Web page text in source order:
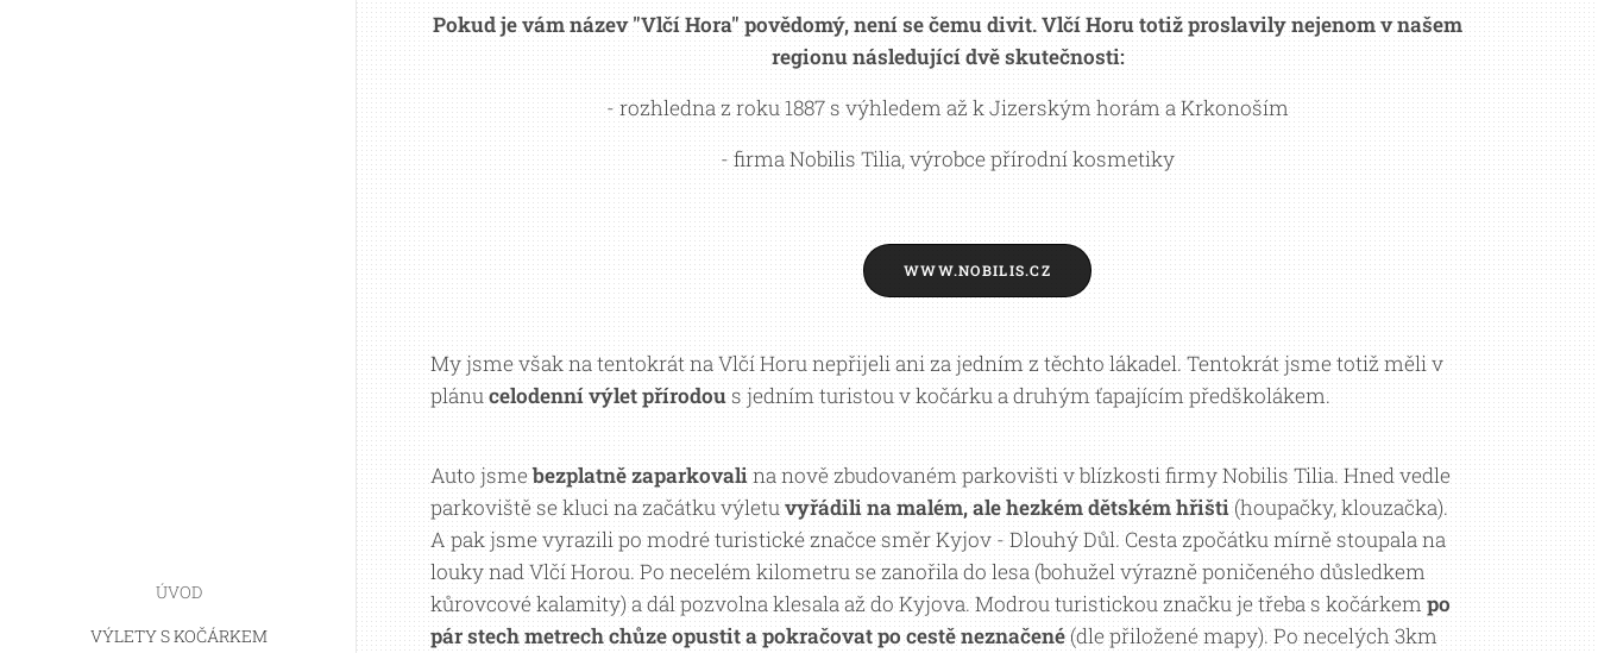
ÚVOD
VÝLETY S KOČÁRKEM
Pokud je vám název "Vlčí Hora" povědomý, není se čemu divit. Vlčí Horu totiž proslavily nejenom v našem
regionu následující dvě skutečnosti:
- rozhledna z roku 1887 s výhledem až k Jizerským horám a Krkonoším
- firma Nobilis Tilia, výrobce přírodní kosmetiky
WWW.NOBILIS.CZ
My jsme však na tentokrát na Vlčí Horu nepřijeli ani za jedním z těchto lákadel. Tentokrát jsme totiž měli v
plánucelodenní výlet přírodous jedním turistou v kočárku a druhým ťapajícím předškolákem.
Auto jsmebezplatně zaparkovalina nově zbudovaném parkovišti v blízkosti firmy Nobilis Tilia. Hned vedle
parkoviště se kluci na začátku výletuvyřádili na malém, ale hezkém dětském hřišti(houpačky, klouzačka).
A pak jsme vyrazili po modré turistické značce směr Kyjov - Dlouhý Důl. Cesta zpočátku mírně stoupala na
louky nad Vlčí Horou. Po necelém kilometru se zanořila do lesa (bohužel výrazně poničeného důsledkem
kůrovcové kalamity) a dál pozvolna klesala až do Kyjova. Modrou turistickou značku je třeba s kočárkempo
pár stech metrech chůze opustit a pokračovat po cestě neznačené(dle přiložené mapy). Po necelých 3km